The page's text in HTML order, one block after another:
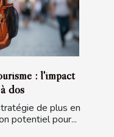
: l'impact
dos
de plus en
potentiel pour...